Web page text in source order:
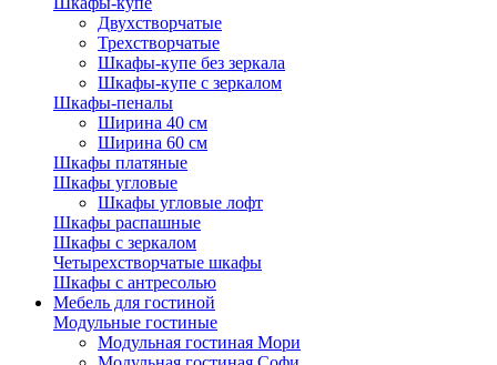
Двухстворчатые
Трехстворчатые
Шкафы-купе без зеркала
Шкафы-купе с зеркалом
Шкафы-пеналы
Ширина 40 см
Ширина 60 см
Шкафы платяные
Шкафы угловые
Шкафы угловые лофт
Шкафы распашные
Шкафы с зеркалом
Четырехстворчатые шкафы
Шкафы с антресолью
Мебель для гостиной
Модульные гостиные
Модульная гостиная Мори